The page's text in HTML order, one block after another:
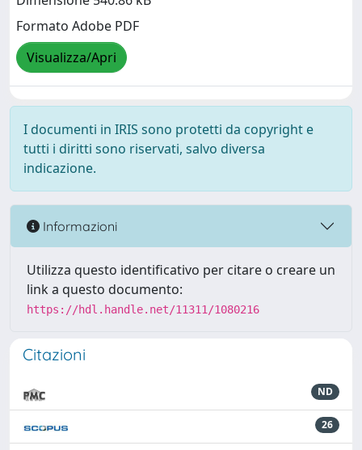
Formato Adobe PDF
Visualizza/Apri
I documenti in IRIS sono protetti da copyright e
tutti i diritti sono riservati, salvo diversa
indicazione.
Informazioni
Utilizza questo identificativo per citare o creare un
link a questo documento:
https://hdl.handle.net/11311/1080216
Citazioni
ND
26